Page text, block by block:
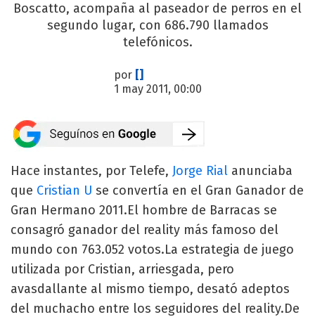
Boscatto, acompaña al paseador de perros en el
segundo lugar, con 686.790 llamados
telefónicos.
por []
1 may 2011, 00:00
Hace instantes, por Telefe, Jorge Rial anunciaba
que Cristian U se convertía en el Gran Ganador de
Gran Hermano 2011.El hombre de Barracas se
consagró ganador del reality más famoso del
mundo con 763.052 votos.La estrategia de juego
utilizada por Cristian, arriesgada, pero
avasdallante al mismo tiempo, desató adeptos
del muchacho entre los seguidores del reality.De